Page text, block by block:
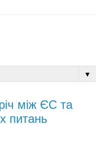
▼
між ЄС та
питань